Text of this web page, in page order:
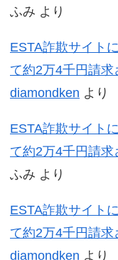
ふみ より
ESTA詐欺サイト
て約2万4千円請
diamondken より
ESTA詐欺サイト
て約2万4千円請
ふみ より
ESTA詐欺サイト
て約2万4千円請
diamondken より